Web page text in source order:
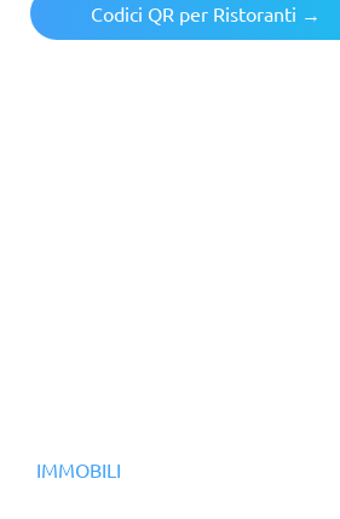
Codici QR per Ristoranti →
IMMOBILI